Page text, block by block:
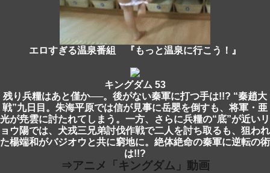
エロすぎる温泉番組 『もっと温泉に行こう！』
キングダム 53
残り兵糧はあと僅か──。後がない秦軍に打つ手は!!? “秦趙大
戦”九日目。朱海平原では信が見事に岳嬰を倒すも、将軍・亜
光が尭雲に討たれてしまう。一方、さらに兵糧の“底”が近いリ
ョウ陽では、犬戎三兄弟討伐作戦で二人を討ち取るも、狙われ
た楊端和がバジオウと共に窮地に。絶体絶命の秦軍に逆転の術
は!!?
⇒アニメ「キングダム」動画